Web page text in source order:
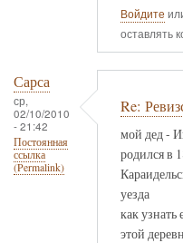
Войдите
оставлять
Сарса
ср,
02/10/2010
- 21:42
Постоянная
ссылка
(Permalink)
Re:
мой дед -
родился в
уезда
как
этой